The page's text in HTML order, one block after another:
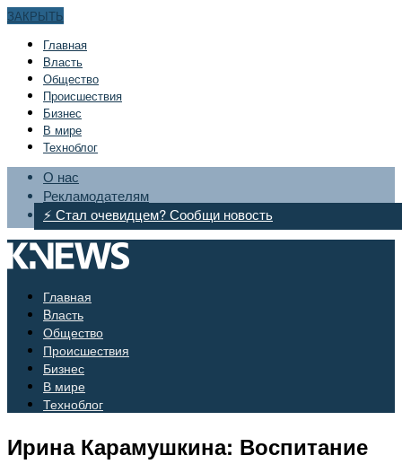
ЗАКРЫТЬ
Главная
Bласть
Общество
Происшествия
Бизнес
В мире
Техноблог
О нас
Рекламодателям
⚡ Стал очевидцем? Сообщи новость
Главная
Bласть
Общество
Происшествия
Бизнес
В мире
Техноблог
Ирина Карамушкина: Воспитание